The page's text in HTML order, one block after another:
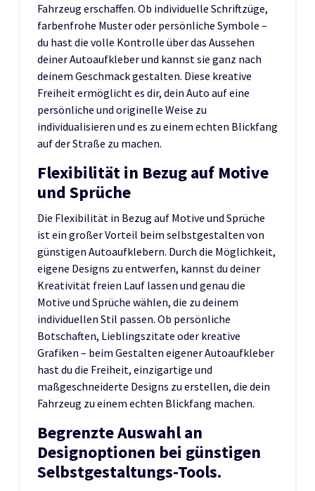
Fahrzeug erschaffen. Ob individuelle Schriftzüge,
farbenfrohe Muster oder persönliche Symbole –
du hast die volle Kontrolle über das Aussehen
deiner Autoaufkleber und kannst sie ganz nach
deinem Geschmack gestalten. Diese kreative
Freiheit ermöglicht es dir, dein Auto auf eine
persönliche und originelle Weise zu
individualisieren und es zu einem echten Blickfang
auf der Straße zu machen.
Flexibilität in Bezug auf Motive
und Sprüche
Die Flexibilität in Bezug auf Motive und Sprüche
ist ein großer Vorteil beim selbstgestalten von
günstigen Autoaufklebern. Durch die Möglichkeit,
eigene Designs zu entwerfen, kannst du deiner
Kreativität freien Lauf lassen und genau die
Motive und Sprüche wählen, die zu deinem
individuellen Stil passen. Ob persönliche
Botschaften, Lieblingszitate oder kreative
Grafiken – beim Gestalten eigener Autoaufkleber
hast du die Freiheit, einzigartige und
maßgeschneiderte Designs zu erstellen, die dein
Fahrzeug zu einem echten Blickfang machen.
Begrenzte Auswahl an
Designoptionen bei günstigen
Selbstgestaltungs-Tools.